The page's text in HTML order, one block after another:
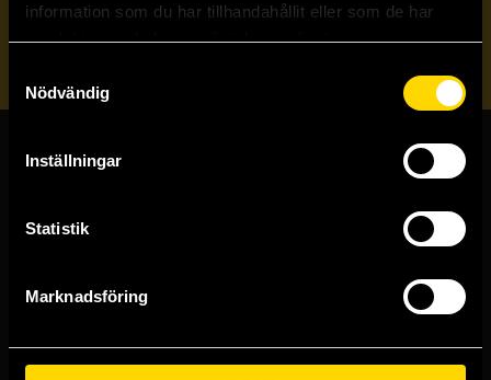
information som du har tillhandahållit eller som de har
samlat in när du har använt deras tjänster.
Nödvändig
Inställningar
Statistik
Marknadsföring
Skicka
Stockholmsbutiken